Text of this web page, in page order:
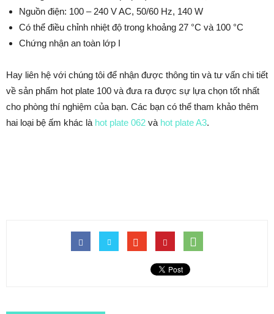
Nguồn điện: 100 – 240 V AC, 50/60 Hz, 140 W
Có thể điều chỉnh nhiệt độ trong khoảng 27 °C và 100 °C
Chứng nhận an toàn lớp I
Hay liên hệ với chúng tôi để nhận được thông tin và tư vấn chi tiết
về sản phẩm hot plate 100 và đưa ra được sự lựa chọn tốt nhất
cho phòng thí nghiệm của bạn. Các bạn có thể tham khảo thêm
hai loại bệ ấm khác là hot plate 062 và hot plate A3.